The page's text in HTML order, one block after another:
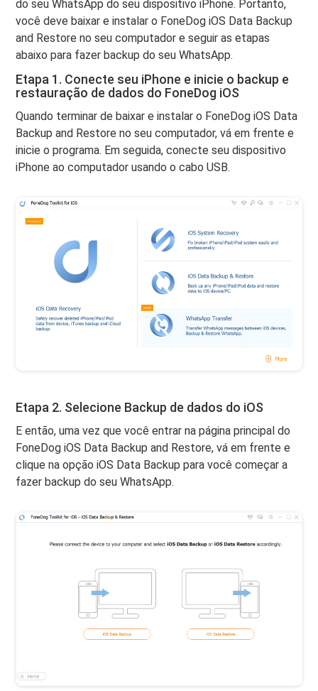
do seu WhatsApp do seu dispositivo iPhone. Portanto,
você deve baixar e instalar o FoneDog iOS Data Backup
and Restore no seu computador e seguir as etapas
abaixo para fazer backup do seu WhatsApp.
Etapa 1. Conecte seu iPhone e inicie o backup e
restauração de dados do FoneDog iOS
Quando terminar de baixar e instalar o FoneDog iOS Data
Backup and Restore no seu computador, vá em frente e
inicie o programa. Em seguida, conecte seu dispositivo
iPhone ao computador usando o cabo USB.
Etapa 2. Selecione Backup de dados do iOS
E então, uma vez que você entrar na página principal do
FoneDog iOS Data Backup and Restore, vá em frente e
clique na opção iOS Data Backup para você começar a
fazer backup do seu WhatsApp.